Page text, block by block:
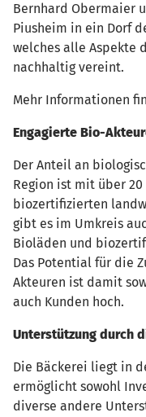
Bernhard Obermaier
Piusheim in ein Dorf
welches alle Aspekte
nachhaltig vereint.
Mehr Informationen
Engagierte Bio-
Der Anteil an
Region ist mit über
biozertifizierten
gibt es im Umkreis
Bioläden und
Das Potential für die
Akteuren ist damit
auch Kunden hoch.
Unterstützung durch
Die Bäckerei liegt in
ermöglicht sowohl
diverse andere